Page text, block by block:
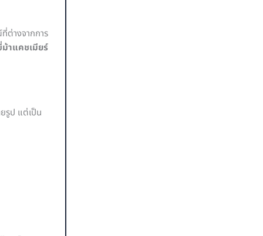
ต่างจากการ
าแคชเมียร์
รูป แต่เป็น